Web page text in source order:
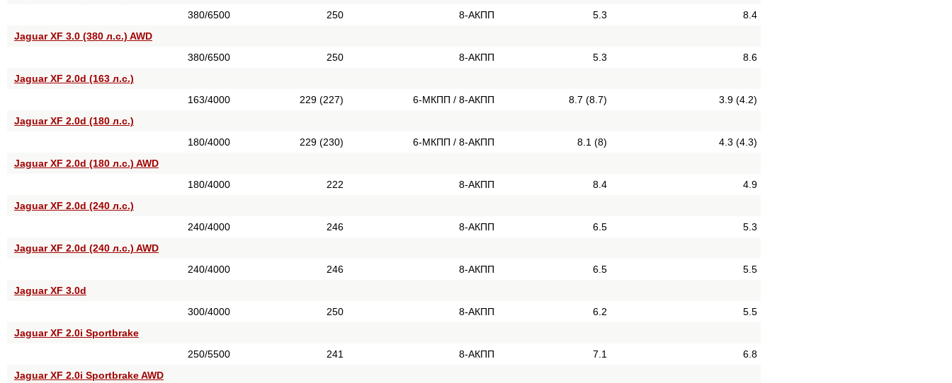
380/6500
250 8-АКПП 5.3
8.4
Jaguar XF 3.0 (380 л.с.) AWD
380/6500
250 8-АКПП 5.3
8.6
Jaguar XF 2.0d (163 л.с.)
163/4000
229 (227) 6-МКПП / 8-АКПП 8.7 (8.7)
3.9 (4.2)
Jaguar XF 2.0d (180 л.с.)
180/4000
229 (230) 6-МКПП / 8-АКПП 8.1 (8)
4.3 (4.3)
Jaguar XF 2.0d (180 л.с.) AWD
180/4000
222 8-АКПП 8.4
4.9
Jaguar XF 2.0d (240 л.с.)
240/4000
246 8-АКПП 6.5
5.3
Jaguar XF 2.0d (240 л.с.) AWD
240/4000
246 8-АКПП 6.5
5.5
Jaguar XF 3.0d
300/4000
250 8-АКПП 6.2
5.5
Jaguar XF 2.0i Sportbrake
250/5500
241 8-АКПП 7.1
6.8
Jaguar XF 2.0i Sportbrake AWD